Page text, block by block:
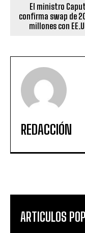
El ministro
confirma swap de
millones con
REDACCIÓN
ARTICULOS